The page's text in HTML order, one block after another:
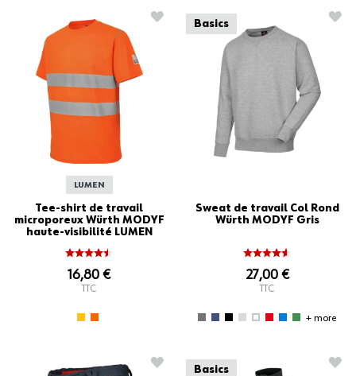
LUMEN
Tee-shirt de travail
microporeux Würth MODYF
haute-visibilité LUMEN
16,80 €
TTC
AJOUTER À LA LISTE D'ACHATS
Basics
Sweat de travail Col Rond
Würth MODYF Gris
27,00 €
TTC
+ more
AJOUTER À LA LISTE D'ACHATS
Basics